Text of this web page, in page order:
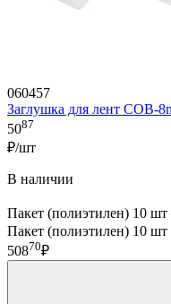
060457
Заглушка для лент COB-
5087
₽/шт
В наличии
Пакет (полиэтилен) 10
Пакет (полиэтилен) 10 шт
50870₽